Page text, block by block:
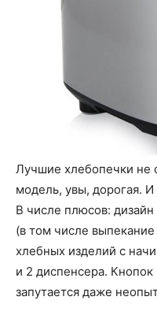
Лучшие хлебопечки не
модель, увы, дорогая.
В числе плюсов:
(в том числе
хлебных изделий с
и 2 диспенсера. Кнопок
запутается даже